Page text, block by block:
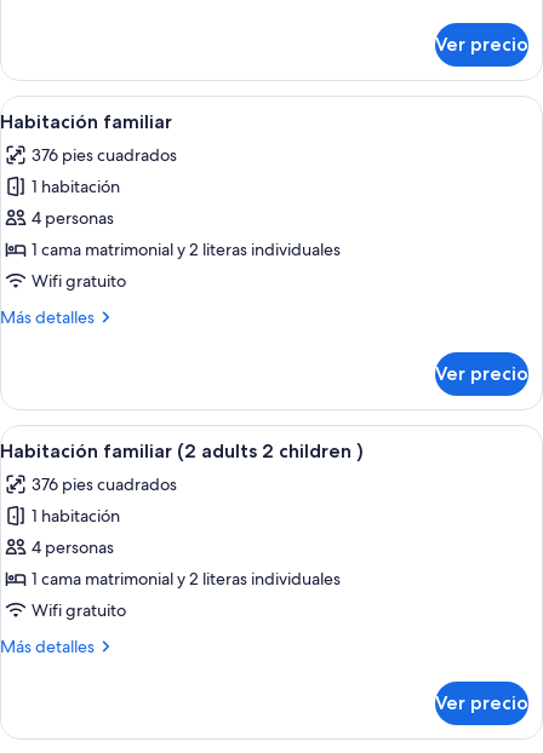
o
2
individuales
(Mansardée)
con
cama
o
2
individuales
(Mansardée)
Ver precio
Abrir
todas
las
fotos
de
Habitación
familiar
Habitación de hotel con tres camas
16
Habitación familiar
376 pies cuadrados
1 habitación
4 personas
1 cama matrimonial y 2 literas individuales
Wifi gratuito
Más detalles
Más
familiar
Ver precio
Abrir
todas
las
fotos
de
Habitación
familiar
adults
Una habitación de hotel con literas,
11
Habitación familiar (2 adults 2 children )
376 pies cuadrados
1 habitación
4 personas
1 cama matrimonial y 2 literas individuales
Wifi gratuito
Más detalles
Más
familiar
Ver precio